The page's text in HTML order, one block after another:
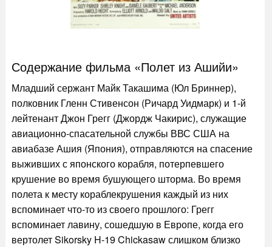
Содержание фильма «Полет из Ашийи»
Младший сержант Майк Такашима (Юл Бриннер),
полковник Гленн Стивенсон (Ричард Уидмарк) и 1-й
лейтенант Джон Грегг (Джордж Чакирис), служащие
авиационно-спасательной службы ВВС США на
авиабазе Ашия (Япония), отправляются на спасение
выживших с японского корабля, потерпевшего
крушение во время бушующего шторма. Во время
полета к месту кораблекрушения каждый из них
вспоминает что-то из своего прошлого: Грегг
вспоминает лавину, сошедшую в Европе, когда его
вертолет Sikorsky H-19 Chickasaw слишком близко